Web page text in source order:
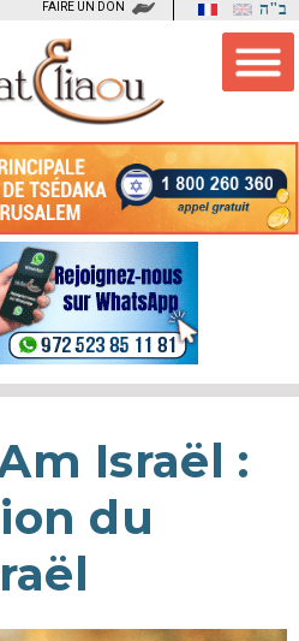
ב"ה FAIRE UN DON
Israël :
du